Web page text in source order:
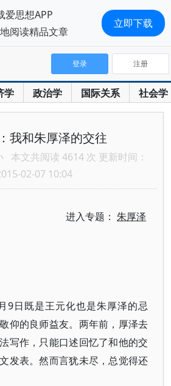
学 政治学 国际关系 社会学
登录 注册
我和朱厚泽的交往
本文共阅读 4614 次 更新时间：
02-07 10:04
进入专题：朱厚泽
9日既是王元化也是朱厚泽的忌
仰的良师益友。两年前，厚泽去
写作，只能口述回忆了和他的交
发表。然而言犹未尽，总觉得还
爱思想APP
阅读精品文章
立即下载